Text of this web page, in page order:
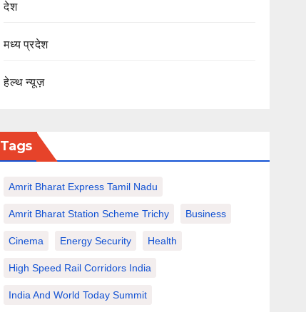
देश
मध्य प्रदेश
हेल्थ न्यूज़
Tags
Amrit Bharat Express Tamil Nadu
Amrit Bharat Station Scheme Trichy Business
Cinema Energy Security Health
High Speed Rail Corridors India
India And World Today Summit